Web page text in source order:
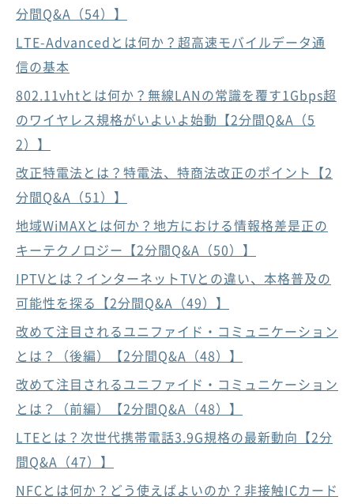
分間Q&A（54）】
LTE-Advancedとは何か？超高速モバイルデータ通
信の基本
802.11vhtとは何か？無線LANの常識を覆す1Gbps超
のワイヤレス規格がいよいよ始動【2分間Q&A（5
2）】
改正特電法とは？特電法、特商法改正のポイント【2
分間Q&A（51）】
地域WiMAXとは何か？地方における情報格差是正の
キーテクノロジー【2分間Q&A（50）】
IPTVとは？インターネットTVとの違い、本格普及の
可能性を探る【2分間Q&A（49）】
改めて注目されるユニファイド・コミュニケーション
とは？（後編）【2分間Q&A（48）】
改めて注目されるユニファイド・コミュニケーション
とは？（前編）【2分間Q&A（48）】
LTEとは？次世代携帯電話3.9G規格の最新動向【2分
間Q&A（47）】
NFCとは何か？どう使えばよいのか？非接触ICカード